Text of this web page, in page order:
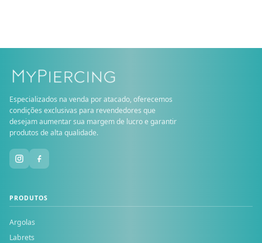
Especializados na venda por atacado, oferecemos
condições exclusivas para revendedores que
desejam aumentar sua margem de lucro e garantir
produtos de alta qualidade.
PRODUTOS
Argolas
Labrets